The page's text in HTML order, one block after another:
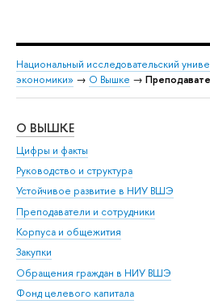
Национальный исследовательский
экономики» → О Вышке →
О ВЫШКЕ
Цифры и факты
Руководство и структура
Устойчивое развитие в НИУ ВШЭ
Преподаватели и сотрудники
Корпуса и общежития
Закупки
Обращения граждан в НИУ ВШЭ
Фонд целевого капитала